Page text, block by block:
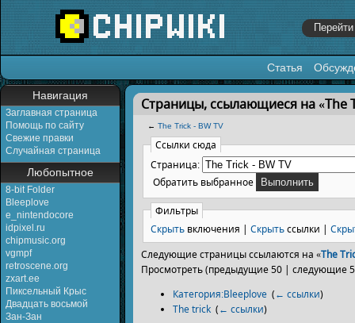
Статья
Навигация
Заглавная страница
Помощь по сайту
Свежие правки
Случайная страница
Любопытное
8-bit Folder
Bleeplove
e_nintendocore
idpixel.ru
chipmusic.org
vgmpf
retroscene.org
zxart.ee
Пиксельный Крыс
Двадцать восьмой
Зан-Зан
Перейти к:навигация,поиск
Страницы, ссылающиеся на «The
← The Trick - BW TV
Ссылки сюда
Страница:
Обратить выбранное
Фильтры
Скрыть включения | Скрытьссылки |
Следующие страницы ссылаются на «The
Просмотреть (предыдущие 50 | следующие
Категория:Bleeplove (← ссылки)
The trick (← ссылки)